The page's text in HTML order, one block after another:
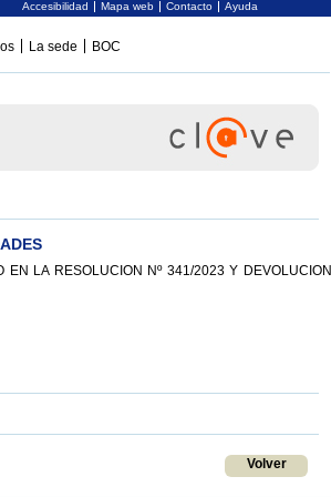
Accesibilidad Mapa web Contacto Ayuda
La sede BOC
EN LA RESOLUCION Nº 341/2023 Y DEVOLUCION
Volver